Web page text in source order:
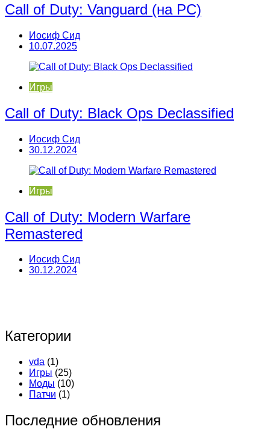
Call of Duty: Vanguard (на PC)
Иосиф Сид
10.07.2025
Игры
Call of Duty: Black Ops Declassified
Иосиф Сид
30.12.2024
Игры
Call of Duty: Modern Warfare
Remastered
Иосиф Сид
30.12.2024
Категории
vda (1)
Игры (25)
Моды (10)
Патчи (1)
Последние обновления